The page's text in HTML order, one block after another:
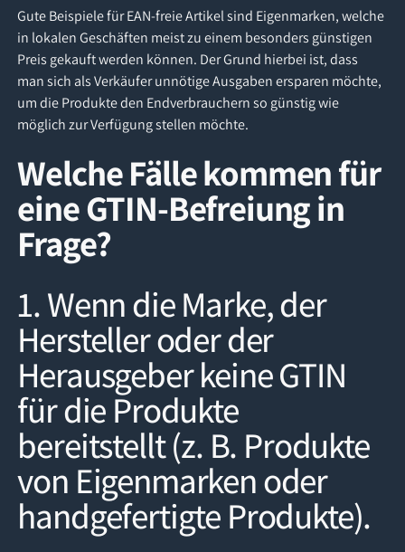
Gute Beispiele für EAN-freie Artikel sind Eigenmarken, welche
in lokalen Geschäften meist zu einem besonders günstigen
Preis gekauft werden können. Der Grund hierbei ist, dass
man sich als Verkäufer unnötige Ausgaben ersparen möchte,
um die Produkte den Endverbrauchern so günstig wie
möglich zur Verfügung stellen möchte.
Welche Fälle kommen für
eine GTIN-Befreiung in
Frage?
1. Wenn die Marke, der
Hersteller oder der
Herausgeber keine GTIN
für die Produkte
bereitstellt (z. B. Produkte
von Eigenmarken oder
handgefertigte Produkte).